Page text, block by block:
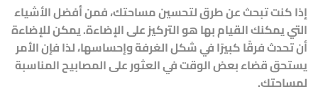
إذا كنت تبحث عن طرق لتحسين مساحتك، فمن أفضل الأشياء
التي يمكنك القيام بها هو التركيز على الإضاءة. يمكن للإضاءة
أن تحدث فرقًا كبيرًا في شكل الغرفة وإحساسها، لذا فإن الأمر
يستحق قضاء بعض الوقت في العثور على المصابيح المناسبة
لمساحتك.